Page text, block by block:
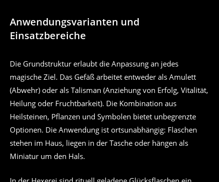
Anwendungsvarianten und
Einsatzbereiche
Die Grundstruktur erlaubt die Anpassung an jedes
magische Ziel. Das Gefäß arbeitet entweder als Amulett
(Abwehr) oder als Talisman (Anziehung von Erfolg, Vitalität,
Heilung oder Fruchtbarkeit). Die Kombination aus
Heilsteinen, Pflanzen und Symbolen bietet unbegrenzte
Optionen. Die Anwendung ist ortsunabhängig: Flaschen
stehen im Haus, liegen in der Tasche oder hängen als
Miniatur um den Hals.